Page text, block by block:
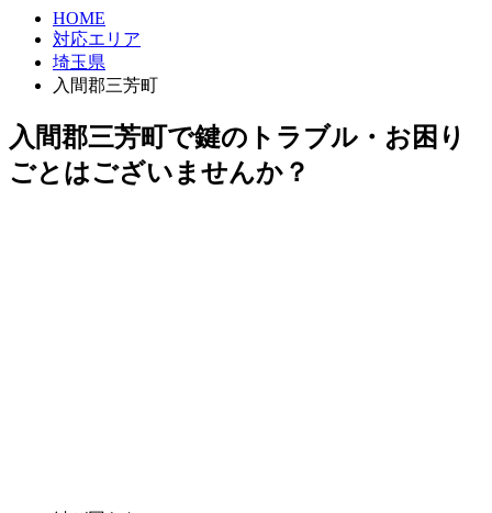
HOME
対応エリア
埼玉県
入間郡三芳町
入間郡三芳町で鍵のトラブル・お困り
ごとはございませんか？